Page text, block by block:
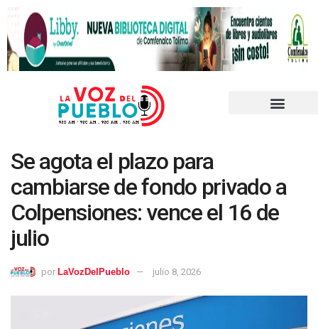
Se agota el plazo para
cambiarse de fondo privado a
Colpensiones: vence el 16 de
julio
por LaVozDelPueblo julio 8, 2026